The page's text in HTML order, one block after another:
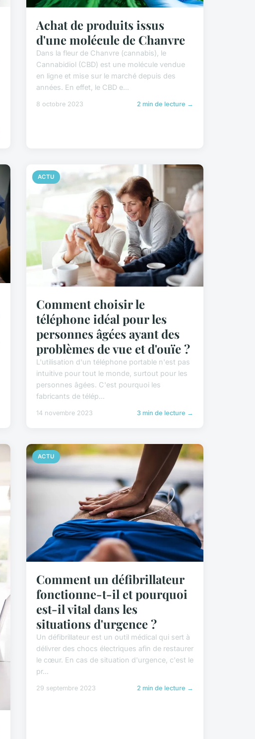
Achat de produits issus
d'une molécule de Chanvre
Dans la fleur de Chanvre (cannabis), le
Cannabidiol (CBD) est une molécule vendue
en ligne et mise sur le marché depuis des
années. En effet, le CBD e...
8 octobre 2023 2 min de lecture →
ACTU
Comment choisir le
téléphone idéal pour les
personnes âgées ayant des
problèmes de vue et d'ouïe ?
L'utilisation d'un téléphone portable n'est pas
intuitive pour tout le monde, surtout pour les
personnes âgées. C'est pourquoi les
fabricants de télép...
14 novembre 2023 3 min de lecture →
ACTU
Comment un défibrillateur
fonctionne-t-il et pourquoi
est-il vital dans les
situations d'urgence ?
Un défibrillateur est un outil médical qui sert à
délivrer des chocs électriques afin de restaurer
le cœur. En cas de situation d'urgence, c'est le
pr...
29 septembre 2023 2 min de lecture →